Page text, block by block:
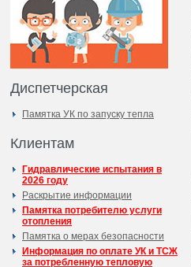
Диспетчерская
Памятка УК по запуску тепла
Клиентам
Гидравлические испытания в
2026 году
Раскрытие информации
Памятка потребителю услуги
отопления
Памятка о мерах безопасности
Информация по оплате УК и ТСЖ
за потребленную тепловую